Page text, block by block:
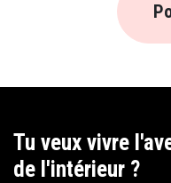
Tu veux vivre
de l'intérieur ?